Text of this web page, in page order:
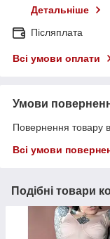
Детальніше
Післяплата
Всі умови оплати
Умови
Повернення товару
Всі умови
Подібні товари